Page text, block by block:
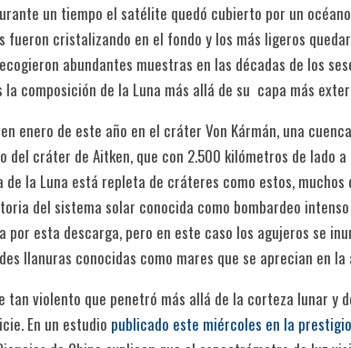
un tiempo el satélite quedó cubierto por un
fueron cristalizando en el fondo y los más ligeros
abundantes muestras en las décadas de los
composición de la Luna más allá de su capa más
enero de este año en el cráter Von Kármán, una
del cráter de Aitken, que con 2.500 kilómetros de lado
de la Luna está repleta de cráteres como estos,
del sistema solar conocida como bombardeo
por esta descarga, pero en este caso los agujeros se
llanuras conocidas como mares que se aprecian en
tan violento que penetró más allá de la corteza lunar y
En un estudio publicado este miércoles en la